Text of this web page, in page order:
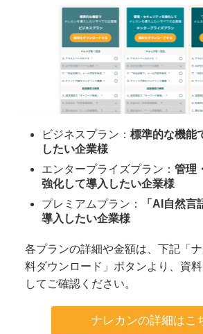
ビジネスプラン： 標準的な機能
したい企業様
エンタープライズプラン： 管理
強化して導入したい企業様
プレミアムプラン：
「AI自然言
導入したい企業様
各プランの詳細や金額は、下記「
料ダウンロード」ボタンより、資
してご確認ください。
ナレカンの詳細はこ